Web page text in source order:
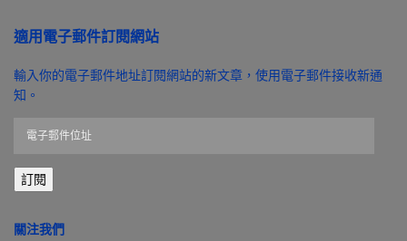
適用電子郵件訂閱網站
輸入你的電子郵件地址訂閱網站的新文章，使用電子郵件接收新通
知。
郵
件
址
訂閱
關注我們